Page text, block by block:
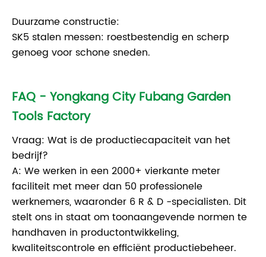
Duurzame constructie:
SK5 stalen messen: roestbestendig en scherp
genoeg voor schone sneden.
FAQ - Yongkang City Fubang Garden
Tools Factory
Vraag: Wat is de productiecapaciteit van het
bedrijf?
A: We werken in een 2000+ vierkante meter
faciliteit met meer dan 50 professionele
werknemers, waaronder 6 R & D -specialisten. Dit
stelt ons in staat om toonaangevende normen te
handhaven in productontwikkeling,
kwaliteitscontrole en efficiënt productiebeheer.